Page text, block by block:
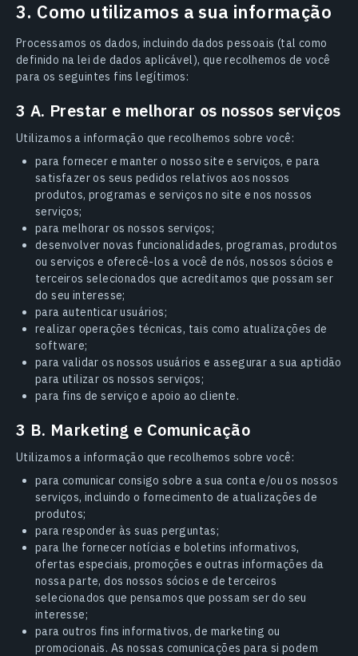
3. Como utilizamos a sua informação
Processamos os dados, incluindo dados pessoais (tal como
definido na lei de dados aplicável), que recolhemos de você
para os seguintes fins legítimos:
3 A. Prestar e melhorar os nossos serviços
Utilizamos a informação que recolhemos sobre você:
para fornecer e manter o nosso site e serviços, e para
satisfazer os seus pedidos relativos aos nossos
produtos, programas e serviços no site e nos nossos
serviços;
para melhorar os nossos serviços;
desenvolver novas funcionalidades, programas, produtos
ou serviços e oferecê-los a você de nós, nossos sócios e
terceiros selecionados que acreditamos que possam ser
do seu interesse;
para autenticar usuários;
realizar operações técnicas, tais como atualizações de
software;
para validar os nossos usuários e assegurar a sua aptidão
para utilizar os nossos serviços;
para fins de serviço e apoio ao cliente.
3 B. Marketing e Comunicação
Utilizamos a informação que recolhemos sobre você:
para comunicar consigo sobre a sua conta e/ou os nossos
serviços, incluindo o fornecimento de atualizações de
produtos;
para responder às suas perguntas;
para lhe fornecer notícias e boletins informativos,
ofertas especiais, promoções e outras informações da
nossa parte, dos nossos sócios e de terceiros
selecionados que pensamos que possam ser do seu
interesse;
para outros fins informativos, de marketing ou
promocionais. As nossas comunicações para si podem